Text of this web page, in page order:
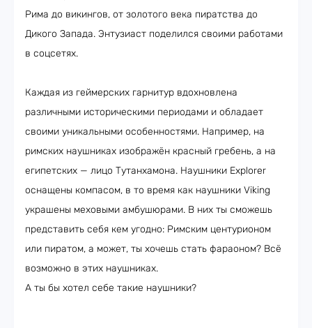
Рима до викингов, от золотого века пиратства до
Дикого Запада. Энтузиаст поделился своими работами
в соцсетях.
Каждая из геймерских гарнитур вдохновлена
различными историческими периодами и обладает
своими уникальными особенностями. Например, на
римских наушниках изображён красный гребень, а на
египетских — лицо Тутанхамона. Наушники Explorer
оснащены компасом, в то время как наушники Viking
украшены меховыми амбушюрами. В них ты сможешь
представить себя кем угодно: Римским центурионом
или пиратом, а может, ты хочешь стать фараоном? Всё
возможно в этих наушниках.
А ты бы хотел себе такие наушники?